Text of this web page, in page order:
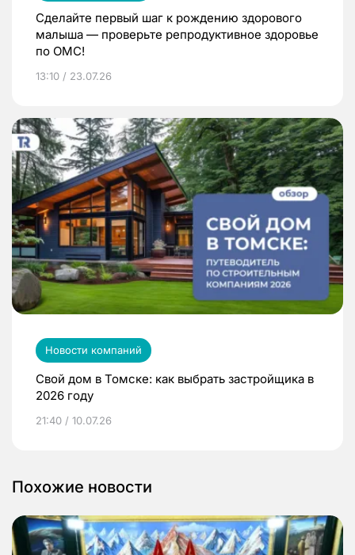
Сделайте первый шаг к рождению здорового
малыша — проверьте репродуктивное здоровье
по ОМС!
13:10 / 23.07.26
Новости компаний
Свой дом в Томске: как выбрать застройщика в
2026 году
21:40 / 10.07.26
Похожие новости